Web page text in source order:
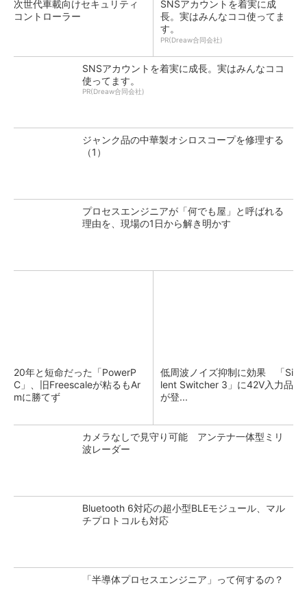
次世代車載向けセキュリティ
コントローラー
SNSアカウントを着実に成
長。実はみんなココ使ってま
す。
PR(Dreaw合同会社)
SNSアカウントを着実に成長。実はみんなココ
使ってます。
PR(Dreaw合同会社)
ジャンク品の中華製オシロスコープを修理する
（1）
プロセスエンジニアが「何でも屋」と呼ばれる
理由を、現場の1日から解き明かす
20年と短命だった「PowerP
C」、旧Freescaleが粘るもAr
mに勝てず
低周波ノイズ抑制に効果 「Si
lent Switcher 3」に42V入力品
が登...
カメラなしで見守り可能 アンテナ一体型ミリ
波レーダー
Bluetooth 6対応の超小型BLEモジュール、マル
チプロトコルも対応
「半導体プロセスエンジニア」って何するの？